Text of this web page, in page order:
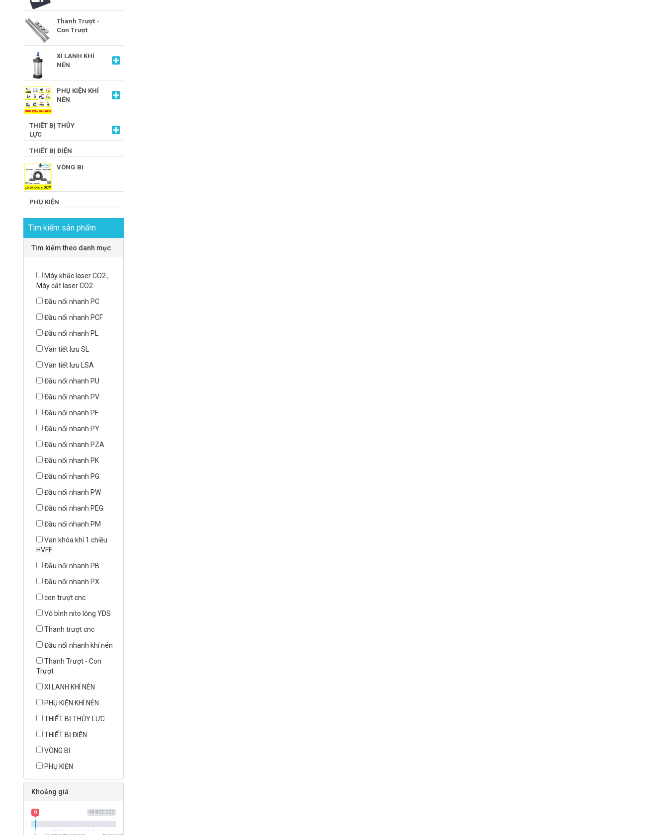
Thanh Trượt -
Con Trượt
XI LANH KHÍ
NÉN
PHỤ KIỆN KHÍ
NÉN
THIẾT BỊ THỦY
LỰC
THIẾT BỊ ĐIỆN
VÒNG BI
PHỤ KIỆN
Tìm kiếm sản phẩm
Tìm kiếm theo danh mục
Máy khắc laser CO2 ,
Máy cắt laser CO2
Đầu nối nhanh PC
Đầu nối nhanh PCF
Đầu nối nhanh PL
Van tiết lưu SL
Van tiết lưu LSA
Đầu nối nhanh PU
Đầu nối nhanh PV
Đầu nối nhanh PE
Đầu nối nhanh PY
Đầu nối nhanh PZA
Đầu nối nhanh PK
Đầu nối nhanh PG
Đầu nối nhanh PW
Đầu nối nhanh PEG
Đầu nối nhanh PM
Van khóa khí 1 chiều
HVFF
Đầu nối nhanh PB
Đầu nối nhanh PX
con trượt cnc
Vỏ bình nito lỏng YDS
Thanh trượt cnc
Đầu nối nhanh khí nén
Thanh Trượt - Con
Trượt
XI LANH KHÍ NÉN
PHỤ KIỆN KHÍ NÉN
THIẾT BỊ THỦY LỰC
THIẾT BỊ ĐIỆN
VÒNG BI
PHỤ KIỆN
Khoảng giá
49 900 000
0